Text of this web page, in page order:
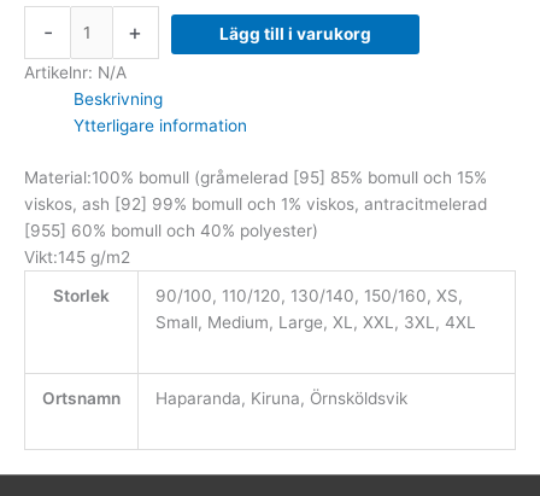
- + Lägg till i varukorg
Artikelnr: N/A
Beskrivning
Ytterligare information
Material:100% bomull (gråmelerad [95] 85% bomull och 15%
viskos, ash [92] 99% bomull och 1% viskos, antracitmelerad
[955] 60% bomull och 40% polyester)
Vikt:145 g/m2
Storlek
90/100, 110/120, 130/140, 150/160, XS,
Small, Medium, Large, XL, XXL, 3XL, 4XL
Ortsnamn Haparanda, Kiruna, Örnsköldsvik